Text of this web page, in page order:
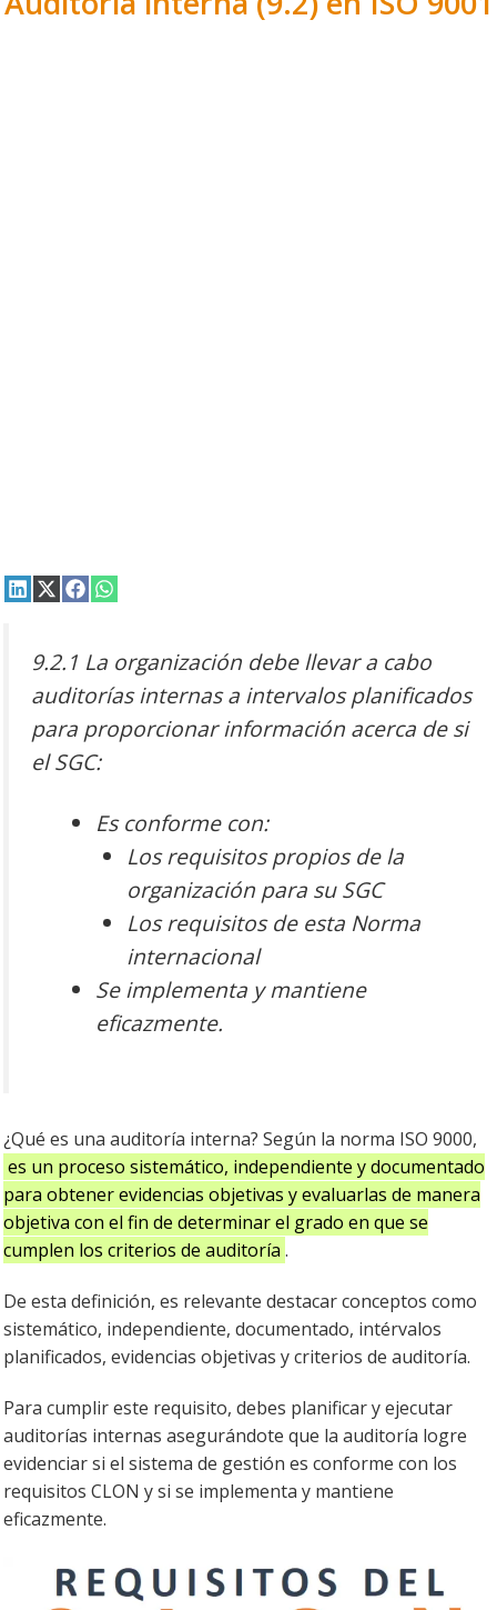
Compartir
Compartir
(Twitter)
Compartir
Compartir
9.2.1 La organización debellevar a cabo
auditorías internas a intervalos planificados
para proporcionar información acerca de si
el SGC:
Es conforme con:
Los requisitos propios de la
organización para su SGC
Los requisitos de esta Norma
internacional
Se implementa y mantiene
eficazmente.
¿Qué es una auditoría interna? Según la norma ISO 9000,
es un proceso sistemático, independiente y documentado
para obtener evidencias objetivas y evaluarlas de manera
objetiva con el fin de determinar el grado en que se
cumplen los criterios de auditoría .
De esta definición, es relevante destacar conceptos como
sistemático, independiente, documentado, intérvalos
planificados, evidencias objetivas y criterios de auditoría.
Para cumplir este requisito, debes planificar y ejecutar
auditorías internas asegurándote que la auditoría logre
evidenciar si el sistema de gestión es conforme con los
requisitos CLON y si se implementa y mantiene
eficazmente.